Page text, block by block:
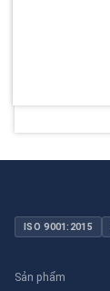
ISO 9001:2015
Sản phẩm